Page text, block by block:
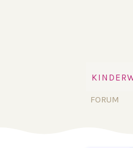
FORUM